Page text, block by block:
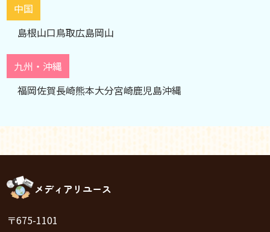
中国
島根山口鳥取広島岡山
九州・沖縄
福岡佐賀長崎熊本大分宮崎鹿児島沖縄
メディアリユース
〒675-1101